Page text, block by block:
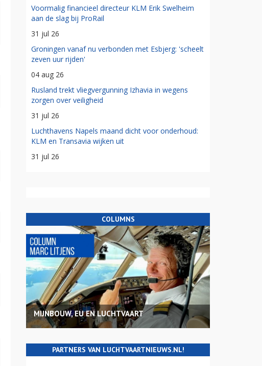
Voormalig financieel directeur KLM Erik Swelheim
aan de slag bij ProRail
31 jul 26
Groningen vanaf nu verbonden met Esbjerg: 'scheelt
zeven uur rijden'
04 aug 26
Rusland trekt vliegvergunning Izhavia in wegens
zorgen over veiligheid
31 jul 26
Luchthavens Napels maand dicht voor onderhoud:
KLM en Transavia wijken uit
31 jul 26
COLUMNS
MIJNBOUW, EU EN LUCHTVAART
PARTNERS VAN LUCHTVAARTNIEUWS.NL!